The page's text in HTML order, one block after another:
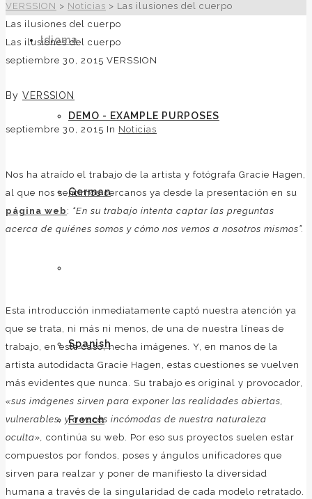
Idioma
DEMO - EXAMPLE PURPOSES
German
Spanish
French
VERSSION > Noticias > Las ilusiones del cuerpo
Las ilusiones del cuerpo
Las ilusiones del cuerpo
septiembre 30, 2015 VERSSION
By VERSSION
septiembre 30, 2015 In Noticias
Nos ha atraído el trabajo de la artista y fotógrafa Gracie Hagen,
al que nos sentimos cercanos ya desde la presentación en su
página web : “En su trabajo intenta captar las preguntas
acerca de quiénes somos y cómo nos vemos a nosotros mismos”.
Esta introducción inmediatamente captó nuestra atención ya
que se trata, ni más ni menos, de una de nuestra líneas de
trabajo, en este caso, hecha imágenes. Y, en manos de la
artista autodidacta Gracie Hagen, estas cuestiones se vuelven
más evidentes que nunca. Su trabajo es original y provocador,
«sus imágenes sirven para exponer las realidades abiertas,
vulnerables, y a veces incómodas de nuestra naturaleza
oculta», continúa su web. Por eso sus proyectos suelen estar
compuestos por fondos, poses y ángulos unificadores que
sirven para realzar y poner de manifiesto la diversidad
humana a través de la singularidad de cada modelo retratado.